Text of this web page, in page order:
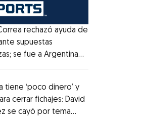
rechazó ayuda de
supuestas
se fue a Argentina
tiene ‘poco dinero’ y
cerrar fichajes: David
se cayó por tema